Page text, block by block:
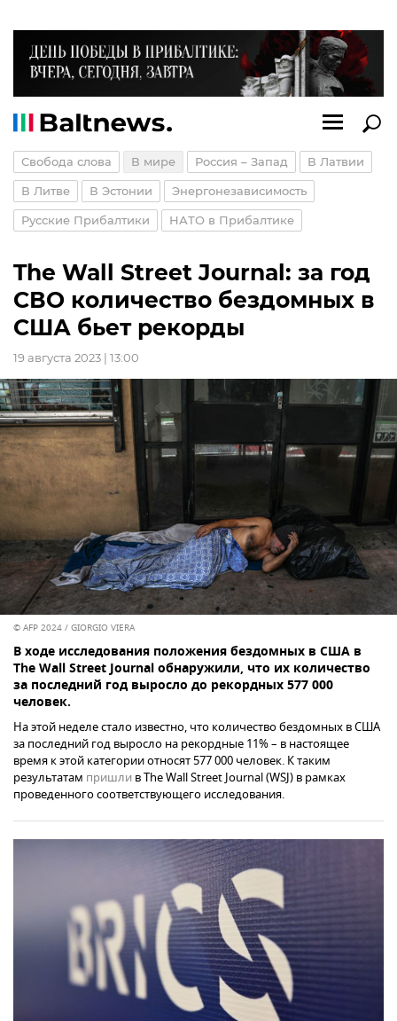
Свобода слова В мире Россия – Запад В Латвии
В Литве В Эстонии Энергонезависимость
Русские Прибалтики НАТО в Прибалтике
The Wall Street Journal: за год
СВО количество бездомных в
США бьет рекорды
19 августа 2023 | 13:00
© AFP 2024 / GIORGIO VIERA
В ходе исследования положения бездомных в США в
The Wall Street Journal обнаружили, что их количество
за последний год выросло до рекордных 577 000
человек.
На этой неделе стало известно, что количество бездомных в США
за последний год выросло на рекордные 11% – в настоящее
время к этой категории относят 577 000 человек. К таким
результатам пришли в The Wall Street Journal (WSJ) в рамках
проведенного соответствующего исследования.